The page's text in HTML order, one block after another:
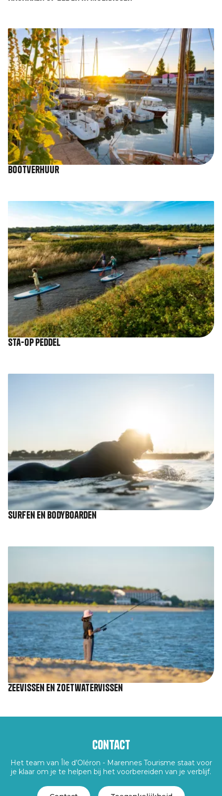
Afbeelding
Bootverhuur
Afbeelding
Sta-op peddel
Afbeelding
Surfen en bodyboarden
Afbeelding
Zeevissen en zoetwatervissen
Contact
Het team van Île d’Oléron - Marennes Tourisme staat voor
je klaar om je te helpen bij het voorbereiden van je verblijf.